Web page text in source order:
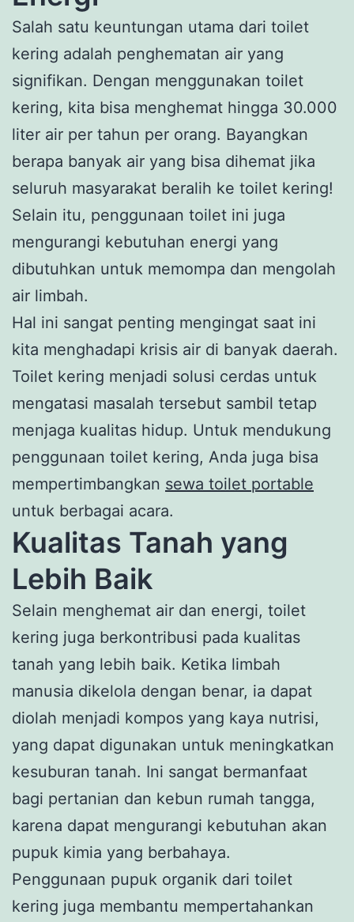
Salah satu keuntungan utama dari toilet
kering adalah penghematan air yang
signifikan. Dengan menggunakan toilet
kering, kita bisa menghemat hingga 30.000
liter air per tahun per orang. Bayangkan
berapa banyak air yang bisa dihemat jika
seluruh masyarakat beralih ke toilet kering!
Selain itu, penggunaan toilet ini juga
mengurangi kebutuhan energi yang
dibutuhkan untuk memompa dan mengolah
air limbah.
Hal ini sangat penting mengingat saat ini
kita menghadapi krisis air di banyak daerah.
Toilet kering menjadi solusi cerdas untuk
mengatasi masalah tersebut sambil tetap
menjaga kualitas hidup. Untuk mendukung
penggunaan toilet kering, Anda juga bisa
mempertimbangkan sewa toilet portable
untuk berbagai acara.
Kualitas Tanah yang
Lebih Baik
Selain menghemat air dan energi, toilet
kering juga berkontribusi pada kualitas
tanah yang lebih baik. Ketika limbah
manusia dikelola dengan benar, ia dapat
diolah menjadi kompos yang kaya nutrisi,
yang dapat digunakan untuk meningkatkan
kesuburan tanah. Ini sangat bermanfaat
bagi pertanian dan kebun rumah tangga,
karena dapat mengurangi kebutuhan akan
pupuk kimia yang berbahaya.
Penggunaan pupuk organik dari toilet
kering juga membantu mempertahankan